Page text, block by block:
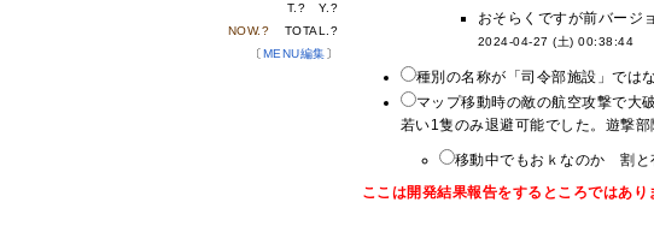
おそらくですが前バー
2024-04-27 (土) 00:38:44
種別の名称が「司令部施設」では
マップ移動時の敵の航空攻撃で大
若い1隻のみ退避可能でした。遊撃
移動中でもおｋなのか 割
ここは開発結果報告をするところではあり
T.? Y.?
NOW.? TOTAL.?
〔 MENU編集 〕